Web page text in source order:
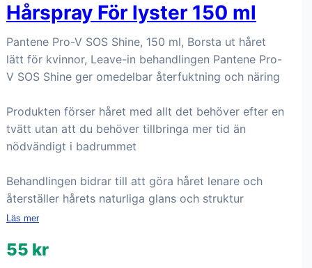
Hårspray För lyster 150 ml
Pantene Pro-V SOS Shine, 150 ml, Borsta ut håret
lätt för kvinnor, Leave-in behandlingen Pantene Pro-
V SOS Shine ger omedelbar återfuktning och näring
Produkten förser håret med allt det behöver efter en
tvätt utan att du behöver tillbringa mer tid än
nödvändigt i badrummet
Behandlingen bidrar till att göra håret lenare och
återställer hårets naturliga glans och struktur
Läs mer
55 kr